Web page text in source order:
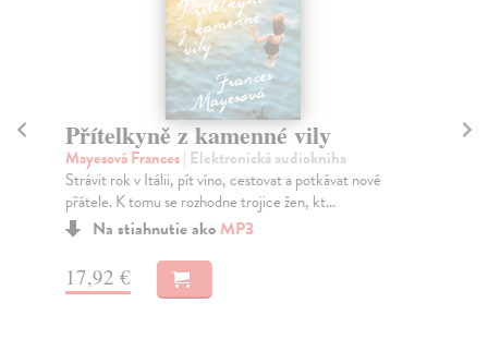
Přítelkyně z kamenné vily
Mayesová Frances| Elektronická audiokniha
Strávit rok v Itálii, pít víno, cestovat a potkávat nové
přátele. K tomu se rozhodne trojice žen, kt...
Na stiahnutie akoMP3
17,92 €